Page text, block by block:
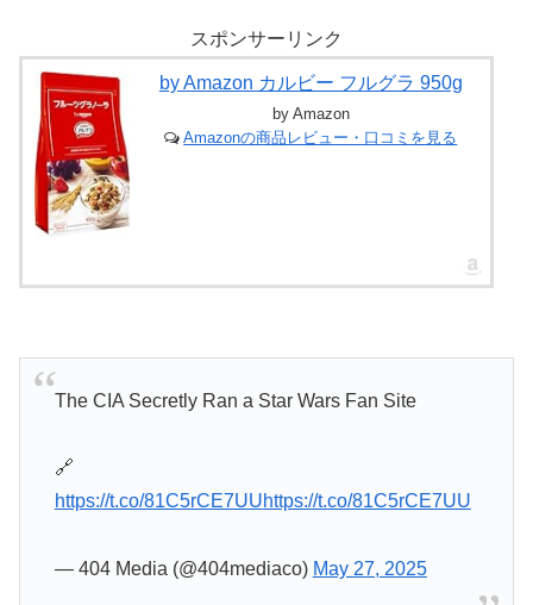
ン「任天堂の法
務部はどこ行っ
たんだ？」
スポンサーリンク
by Amazon カルビー フルグラ 950g
by Amazon
Amazonの商品レビュー・口コミを見る
The CIA Secretly Ran a Star Wars Fan Site
🔗
https://t.co/81C5rCE7UUhttps://t.co/81C5rCE7UU
— 404 Media (@404mediaco) May 27, 2025